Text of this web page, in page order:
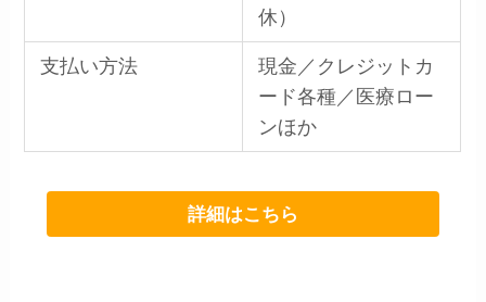
休）
支払い方法
現金／クレジットカ
ード各種／医療ロー
ンほか
詳細はこちら